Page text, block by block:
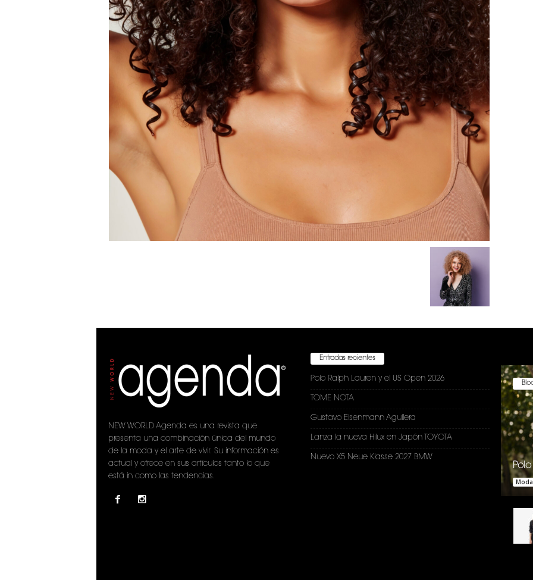
NEW WORLD Agenda es una revista que
presenta una combinación única del mundo
de la moda y el arte de vivir. Su información es
actual y ofrece en sus artículos tanto lo que
está in como las tendencias.
Entradas recientes
Polo Ralph Lauren y el US Open 2026
TOME NOTA
Gustavo Eisenmann Aguilera
Lanza la nueva Hilux en Japón TOYOTA
Nuevo X5 Neue Klasse 2027 BMW
Moda